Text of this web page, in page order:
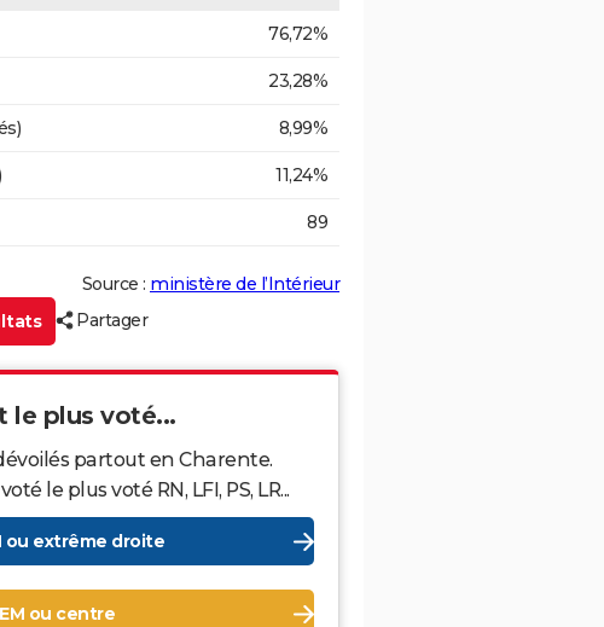
76,72%
23,28%
8,99%
11,24%
89
Source : ministère de l’Intérieur
Partager
le plus voté...
partout en Charente.
le plus voté RN, LFI, PS, LR...
ou extrême droite
ou centre